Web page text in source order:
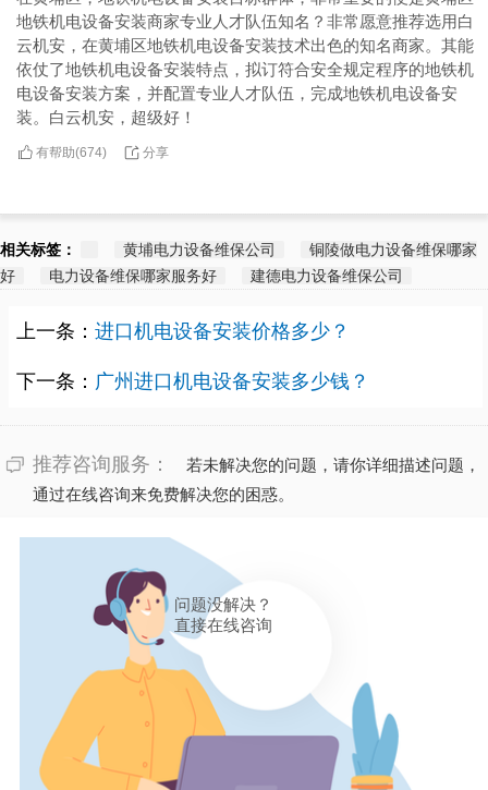
地铁机电设备安装商家专业人才队伍知名？非常愿意推荐选用白
云机安，在黄埔区地铁机电设备安装技术出色的知名商家。其能
依仗了地铁机电设备安装特点，拟订符合安全规定程序的地铁机
电设备安装方案，并配置专业人才队伍，完成地铁机电设备安
装。白云机安，超级好！
有帮助(674) 分享
相关标签： 黄埔电力设备维保公司
铜陵做电力设备维保哪家
好
电力设备维保哪家服务好 建德电力设备维保公司
上一条： 进口机电设备安装价格多少？
下一条： 广州进口机电设备安装多少钱？
推荐咨询服务：
若未解决您的问题，请你详细描述问题，
通过在线咨询来免费解决您的困惑。
问题没解决？
直接在线咨询